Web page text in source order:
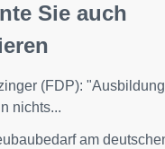
Sie auch
(FDP):
nichts...
am